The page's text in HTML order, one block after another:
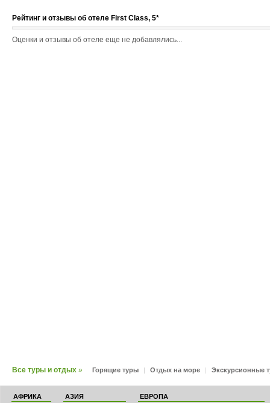
Рейтинг и отзывы об отеле First Class, 5*
Оценки и отзывы об отеле еще не добавлялись...
Все туры и отдых » Горящие туры | Отдых на море | Экскурсионные
АФРИКА
АЗИЯ
ЕВРОПА